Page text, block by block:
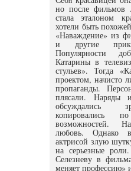
но после фильмов
стала эталоном
хотели быть
«Наваждение» из
и другие
Популярности
Катарины в
стульев». Тогда
проектом, начисто
пропаганды.
плясали. Наряды
обсуждались
возможностей.
любовь. Однако
актрисой злую
на серьезные
Селезневу в
меняет профессию»